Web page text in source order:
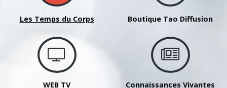
Les Temps du Corps Boutique Tao Diffusion
WEB TV Connaissances Vivantes